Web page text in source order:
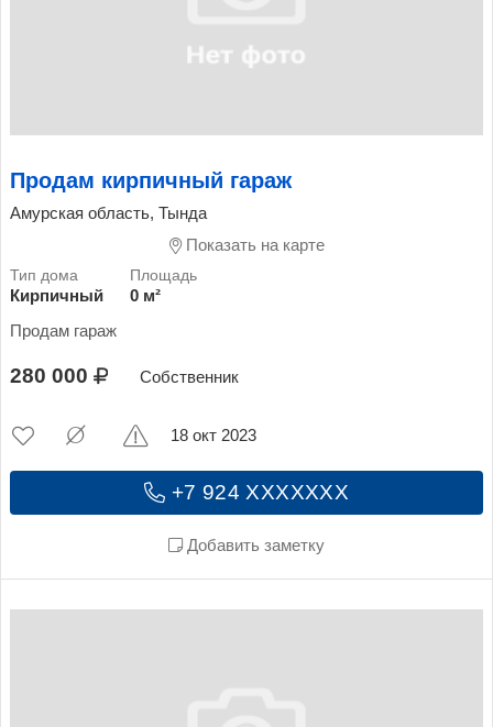
Продам кирпичный гараж
Амурская область, Тында
Показать на карте
Кирпичный
0 м²
Продам гараж
280 000 Собственник
+7 924 XXXXXXX
Добавить заметку
18 окт 2023